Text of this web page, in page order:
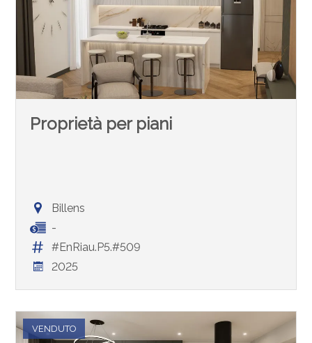
Proprietà per piani
Billens
-
#EnRiau.P5.#509
2025
VENDUTO